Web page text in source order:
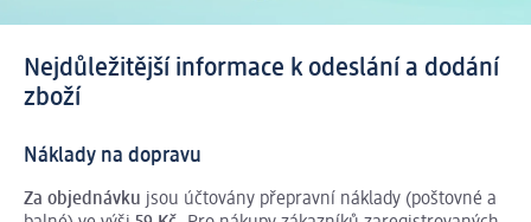
Nejdůležitější informace k odeslání a dodání
zboží
Náklady na dopravu
Za objednávku jsou účtovány přepravní náklady (poštovné a